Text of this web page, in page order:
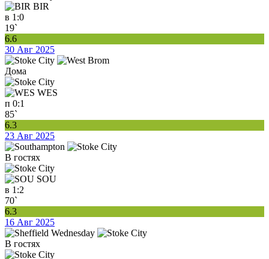
BIR
в 1:0
19`
6.6
30 Авг 2025
Дома
WES
п 0:1
85`
6.3
23 Авг 2025
В гостях
SOU
в 1:2
70`
6.3
16 Авг 2025
В гостях